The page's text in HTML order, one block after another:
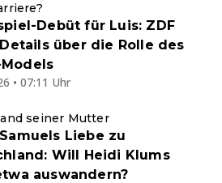
Debüt für Luis: ZDF
über die Rolle des
Models
• 07:11 Uhr
seiner Mutter
Liebe zu
Will Heidi Klums
auswandern?